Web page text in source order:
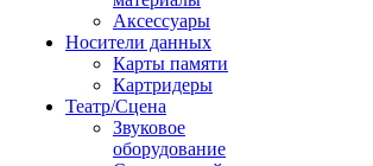
Аксессуары
Носители данных
Карты памяти
Картридеры
Театр/Сцена
Звуковое
оборудование